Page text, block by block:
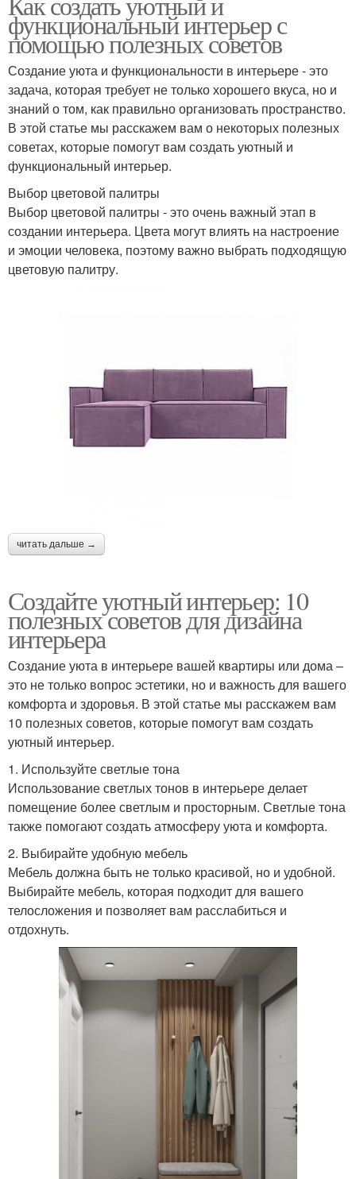
функциональный интерьер с
помощью полезных советов
Создание уюта и функциональности в интерьере - это
задача, которая требует не только хорошего вкуса, но и
знаний о том, как правильно организовать пространство.
В этой статье мы расскажем вам о некоторых полезных
советах, которые помогут вам создать уютный и
функциональный интерьер.
Выбор цветовой палитры
Выбор цветовой палитры - это очень важный этап в
создании интерьера. Цвета могут влиять на настроение
и эмоции человека, поэтому важно выбрать подходящую
цветовую палитру.
читать дальше →
Создайте уютный интерьер: 10
полезных советов для дизайна
интерьера
Создание уюта в интерьере вашей квартиры или дома –
это не только вопрос эстетики, но и важность для вашего
комфорта и здоровья. В этой статье мы расскажем вам
10 полезных советов, которые помогут вам создать
уютный интерьер.
1. Используйте светлые тона
Использование светлых тонов в интерьере делает
помещение более светлым и просторным. Светлые тона
также помогают создать атмосферу уюта и комфорта.
2. Выбирайте удобную мебель
Мебель должна быть не только красивой, но и удобной.
Выбирайте мебель, которая подходит для вашего
телосложения и позволяет вам расслабиться и
отдохнуть.